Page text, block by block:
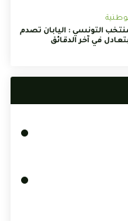
التونسي : اليابان تصدم
في آخر الدقائق